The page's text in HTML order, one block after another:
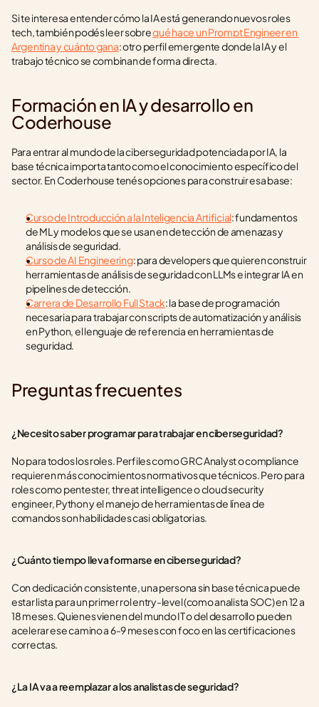
Si te interesa entender cómo la IA está generando nuevos roles
tech, también podés leer sobre qué hace un Prompt Engineer en
Argentina y cuánto gana: otro perfil emergente donde la IA y el
trabajo técnico se combinan de forma directa.
Formación en IA y desarrollo en
Coderhouse
Para entrar al mundo de la ciberseguridad potenciada por IA, la
base técnica importa tanto como el conocimiento específico del
sector. En Coderhouse tenés opciones para construir esa base:
Curso de Introducción a la Inteligencia Artificial: fundamentos
de ML y modelos que se usan en detección de amenazas y
análisis de seguridad.
Curso de AI Engineering: para developers que quieren construir
herramientas de análisis de seguridad con LLMs e integrar IA en
pipelines de detección.
Carrera de Desarrollo Full Stack: la base de programación
necesaria para trabajar con scripts de automatización y análisis
en Python, el lenguaje de referencia en herramientas de
seguridad.
Preguntas frecuentes
¿Necesito saber programar para trabajar en ciberseguridad?
No para todos los roles. Perfiles como GRC Analyst o compliance
requieren más conocimientos normativos que técnicos. Pero para
roles como pentester, threat intelligence o cloud security
engineer, Python y el manejo de herramientas de línea de
comandos son habilidades casi obligatorias.
¿Cuánto tiempo lleva formarse en ciberseguridad?
Con dedicación consistente, una persona sin base técnica puede
estar lista para un primer rol entry-level (como analista SOC) en 12 a
18 meses. Quienes vienen del mundo IT o del desarrollo pueden
acelerar ese camino a 6-9 meses con foco en las certificaciones
correctas.
¿La IA va a reemplazar a los analistas de seguridad?